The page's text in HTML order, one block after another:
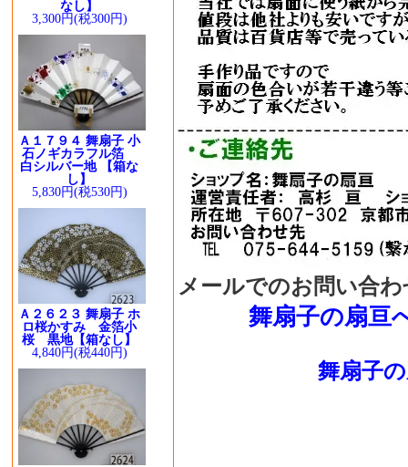
なし】
3,300円(税300円)
Ａ１７９４ 舞扇子 小
石ノギカラフル箔
白シルバー地 【箱な
し】
5,830円(税530円)
Ａ２６２３ 舞扇子 ホ
ロ桜かすみ 金箔小
桜 黒地【箱なし】
4,840円(税440円)
メールでのお問い合
舞扇子の扇亘
舞扇子